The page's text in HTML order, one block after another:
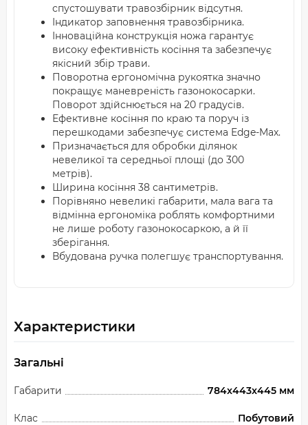
спустошувати травозбірник відсутня.
Індикатор заповнення травозбірника.
Інноваційна конструкція ножа гарантує
високу ефективність косіння та забезпечує
якісний збір трави.
Поворотна ергономічна рукоятка значно
покращує маневреність газонокосарки.
Поворот здійснюється на 20 градусів.
Ефективне косіння по краю та поруч із
перешкодами забезпечує система Edge-Max.
Призначається для обробки ділянок
невеликої та середньої площі (до 300
метрів).
Ширина косіння 38 сантиметрів.
Порівняно невеликі габарити, мала вага та
відмінна ергономіка роблять комфортними
не лише роботу газонокосаркою, а й її
зберігання.
Вбудована ручка полегшує транспортування.
Характеристики
Загальні
Габарити 784x443x445 мм
Клас Побутовий